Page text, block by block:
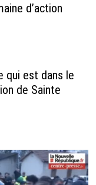
d’action
qui est dans le
de Sainte